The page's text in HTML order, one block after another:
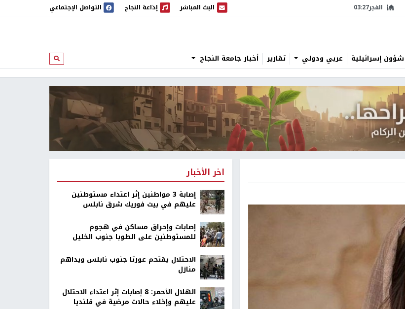
الفجر03:27 البث المباشر
البث المباشر إذاعة النجاح
إذاعة النجاح التواصل الإجتماعي
شؤون إسرائيلية عربي ودولي تقارير أخبار جامعة النجاح ابحث
اخر الأخبار
إصابة 3 مواطنين إثر اعتداء مستوطنين
عليهم في بيت فوريك شرق نابلس
إصابات وإحراق مساكن في هجوم
للمستوطنين على الطوبا جنوب الخليل
الاحتلال يقتحم عورتا جنوب نابلس ويداهم
منازل
الهلال الأحمر: 8 إصابات إثر اعتداء الاحتلال
عليهم وإخلاء حالات مرضية في قلنديا